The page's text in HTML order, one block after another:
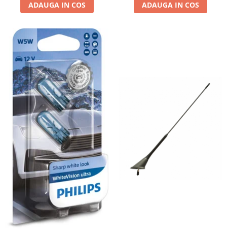
Antifurt
Genti bagaje moto
Huse moto
Suporti si kituri montaj topcase
Suporti si placi prindere
ADAUGA IN COS ADAUGA IN COS